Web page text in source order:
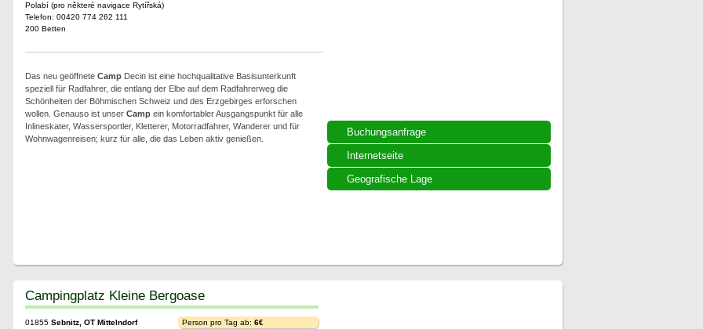
Buchungsanfrage
Internetseite
Geografische Lage
Polabí (pro některé navigace Rytířská)
Telefon: 00420 774 262 111
200 Betten
Das neu geöffnete CampDecin ist eine hochqualitative Basisunterkunft
speziell für Radfahrer, die entlang der Elbe auf dem Radfahrerweg die
Schönheiten der Böhmischen Schweiz und des Erzgebirges erforschen
wollen. Genauso ist unser Campein komfortabler Ausgangspunkt für alle
Inlineskater, Wassersportler, Kletterer, Motorradfahrer, Wanderer und für
Wohnwagenreisen; kurz für alle, die das Leben aktiv genießen.
Campingplatz Kleine Bergoase
01855 Sebnitz, OT Mittelndorf
Person pro Tag ab: 6€